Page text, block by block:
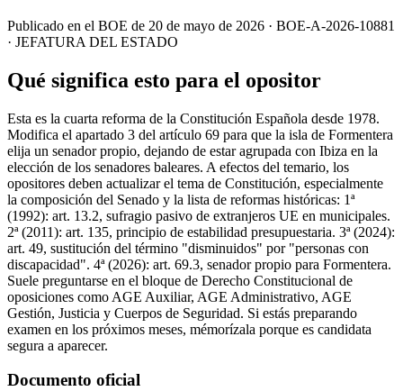
Publicado en el BOE de 20 de mayo de 2026 · BOE-A-2026-10881
· JEFATURA DEL ESTADO
Qué significa esto para el opositor
Esta es la cuarta reforma de la Constitución Española desde 1978.
Modifica el apartado 3 del artículo 69 para que la isla de Formentera
elija un senador propio, dejando de estar agrupada con Ibiza en la
elección de los senadores baleares. A efectos del temario, los
opositores deben actualizar el tema de Constitución, especialmente
la composición del Senado y la lista de reformas históricas: 1ª
(1992): art. 13.2, sufragio pasivo de extranjeros UE en municipales.
2ª (2011): art. 135, principio de estabilidad presupuestaria. 3ª (2024):
art. 49, sustitución del término "disminuidos" por "personas con
discapacidad". 4ª (2026): art. 69.3, senador propio para Formentera.
Suele preguntarse en el bloque de Derecho Constitucional de
oposiciones como AGE Auxiliar, AGE Administrativo, AGE
Gestión, Justicia y Cuerpos de Seguridad. Si estás preparando
examen en los próximos meses, mémorízala porque es candidata
segura a aparecer.
Documento oficial